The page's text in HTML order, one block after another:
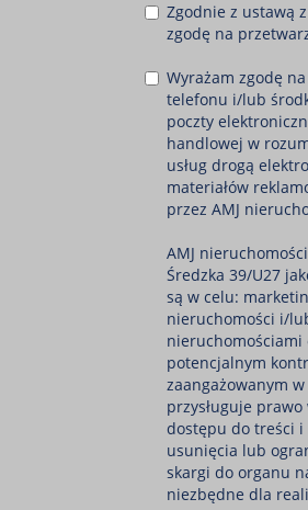
Zgodnie z ustawą
zgodę na
Wyrażam zgodę
telefonu i/lub
poczty
handlowej w
usług drogą
materiałów
przez AMJ
AMJ
Średzka 39/U27
są w celu:
nieruchomości i/
nieruchomościami
potencjalnym
zaangażowanym
przysługuje
dostępu do treści i
usunięcia lub
skargi do organu
niezbędne dla